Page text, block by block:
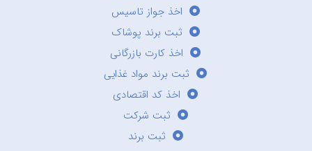
اخذ جواز تاسیس
ثبت برند پوشاک
اخذ کارت بازرگانی
ثبت برند مواد غذایی
اخذ کد اقتصادی
ثبت شرکت
ثبت برند